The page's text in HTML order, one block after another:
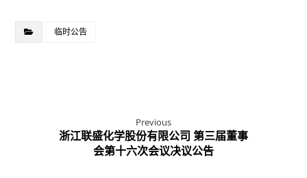
临时公告
Previous
浙江联盛化学股份有限公司 第三届董事
会第十六次会议决议公告